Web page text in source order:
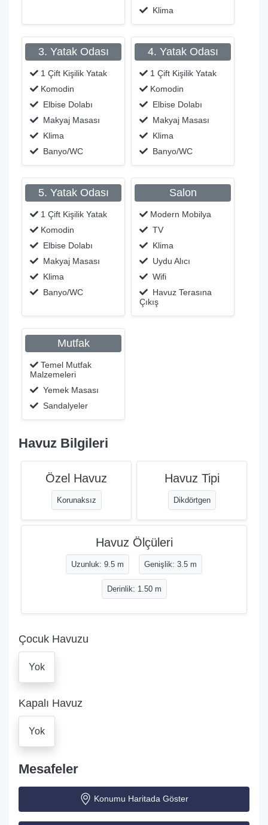
Klima
3. Yatak Odası
1 Çift Kişilik Yatak
Komodin
Elbise Dolabı
Makyaj Masası
Klima
Banyo/WC
4. Yatak Odası
1 Çift Kişilik Yatak
Komodin
Elbise Dolabı
Makyaj Masası
Klima
Banyo/WC
5. Yatak Odası
1 Çift Kişilik Yatak
Komodin
Elbise Dolabı
Makyaj Masası
Klima
Banyo/WC
Salon
Modern Mobilya
TV
Klima
Uydu Alıcı
Wifi
Havuz Terasına
Çıkış
Mutfak
Temel Mutfak
Malzemeleri
Yemek Masası
Sandalyeler
Havuz Bilgileri
Özel Havuz
Korunaksız
Havuz Tipi
Dikdörtgen
Havuz Ölçüleri
Uzunluk: 9.5 m Genişlik: 3.5 m
Derinlik: 1.50 m
Çocuk Havuzu
Yok
Kapalı Havuz
Yok
Mesafeler
Konumu Haritada Göster